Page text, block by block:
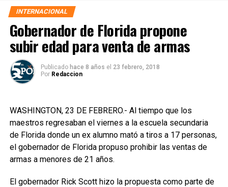
INTERNACIONAL
Gobernador de Florida propone
subir edad para venta de armas
Publicado hace 8 años el 23 febrero, 2018
Por Redaccion
WASHINGTON, 23 DE FEBRERO.- Al tiempo que los
maestros regresaban el viernes a la escuela secundaria
de Florida donde un ex alumno mató a tiros a 17 personas,
el gobernador de Florida propuso prohibir las ventas de
armas a menores de 21 años.
El gobernador Rick Scott hizo la propuesta como parte de